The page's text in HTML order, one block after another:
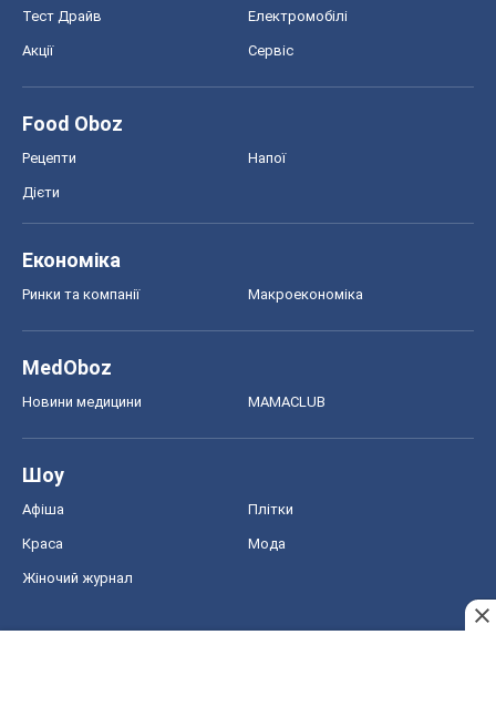
Тест Драйв Електромобілі
Акції Сервіс
Food Oboz
Рецепти Напої
Дієти
Економіка
Ринки та компанії Макроекономіка
MedOboz
Новини медицини MAMACLUB
Шоу
Афіша Плітки
Краса Мода
Жіночий журнал